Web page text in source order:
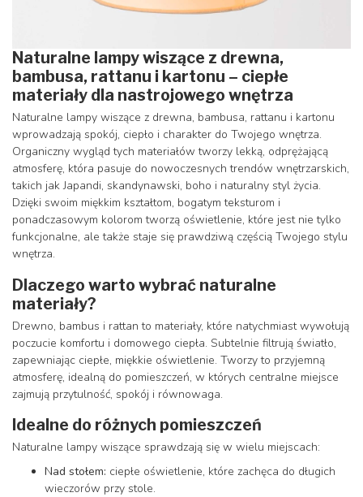
Naturalne lampy wiszące z drewna,
bambusa, rattanu i kartonu – ciepłe
materiały dla nastrojowego wnętrza
Naturalne lampy wiszące z drewna, bambusa, rattanu i kartonu
wprowadzają spokój, ciepło i charakter do Twojego wnętrza.
Organiczny wygląd tych materiałów tworzy lekką, odprężającą
atmosferę, która pasuje do nowoczesnych trendów wnętrzarskich,
takich jak Japandi, skandynawski, boho i naturalny styl życia.
Dzięki swoim miękkim kształtom, bogatym teksturom i
ponadczasowym kolorom tworzą oświetlenie, które jest nie tylko
funkcjonalne, ale także staje się prawdziwą częścią Twojego stylu
wnętrza.
Dlaczego warto wybrać naturalne
materiały?
Drewno, bambus i rattan to materiały, które natychmiast wywołują
poczucie komfortu i domowego ciepła. Subtelnie filtrują światło,
zapewniając ciepłe, miękkie oświetlenie. Tworzy to przyjemną
atmosferę, idealną do pomieszczeń, w których centralne miejsce
zajmują przytulność, spokój i równowaga.
Idealne do różnych pomieszczeń
Naturalne lampy wiszące sprawdzają się w wielu miejscach:
Nad stołem: ciepłe oświetlenie, które zachęca do długich
wieczorów przy stole.